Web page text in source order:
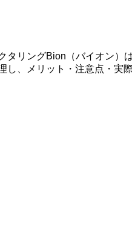
リングBion（バイオン）
、メリット・注意点・実